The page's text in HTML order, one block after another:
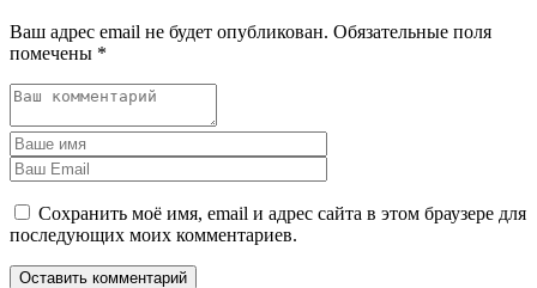
Ваш адрес email не будет опубликован. Обязательные поля
помечены *
Сохранить моё имя, email и адрес сайта в этом браузере для
последующих моих комментариев.
Оставить комментарий